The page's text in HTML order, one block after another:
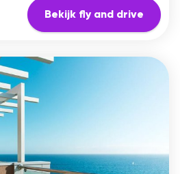
Bekijk fly and drive